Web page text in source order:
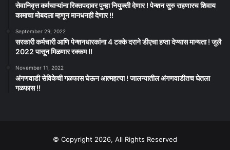
सेवानिवृत्त कर्मचाऱ्यांना रिक्तपदावर पुन्हा नियुक्ती देणार ! पेन्शन सुरु राहणारच शिवाय
कामाचा मोबदला म्हणून मानधनही देणार !!
September 29, 2022
सरकारी कर्मचारी आणि पेन्शनधारकांना 4 टक्के दराने डीएचा हप्ता देण्यास मान्यता ! जुलै
2022 पासून मिळणार रक्कम !!
November 11, 2022
अंगणवाडी सेविकेची गळफास घेऊन आत्महत्या ! जालन्यातील अंगणवाडीतच घेतला
गळफास !!
© Copyright 2026, All Rights Reserved